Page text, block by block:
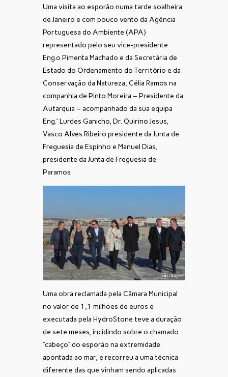
Uma visita ao esporão numa tarde soalheira
de Janeiro e com pouco vento da Agência
Portuguesa do Ambiente (APA)
representado pelo seu vice-presidente
Eng.º Pimenta Machado e da Secretária de
Estado do Ordenamento do Território e da
Conservação da Natureza, Célia Ramos na
companhia de Pinto Moreira – Presidente da
Autarquia – acompanhado da sua equipa
Eng.ª Lurdes Ganicho, Dr. Quirino Jesus,
Vasco Alves Ribeiro presidente da Junta de
Freguesia de Espinho e Manuel Dias,
presidente da Junta de Freguesia de
Paramos.
Uma obra reclamada pela Câmara Municipal
no valor de 1,1 milhões de euros e
executada pela HydroStone teve a duração
de sete meses, incidindo sobre o chamado
“cabeço” do esporão na extremidade
apontada ao mar, e recorreu a uma técnica
diferente das que vinham sendo aplicadas